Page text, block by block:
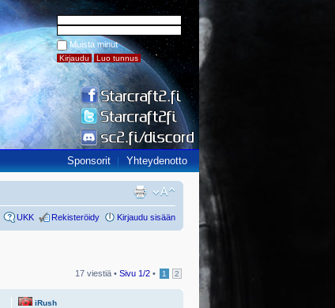
Muista minut
Sponsorit Yhteydenotto
UKK Rekisteröidy Kirjaudu sisään
17 viestiä • Sivu 1/2 • 1 2
iRush